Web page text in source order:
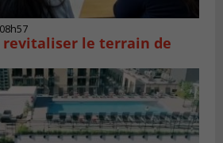
revitaliser le terrain de